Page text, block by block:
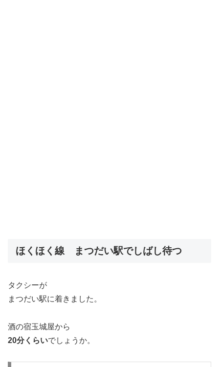
ほくほく線 まつだい駅でしばし待つ
タクシーが
まつだい駅に着きました。
酒の宿玉城屋から
20分くらいでしょうか。